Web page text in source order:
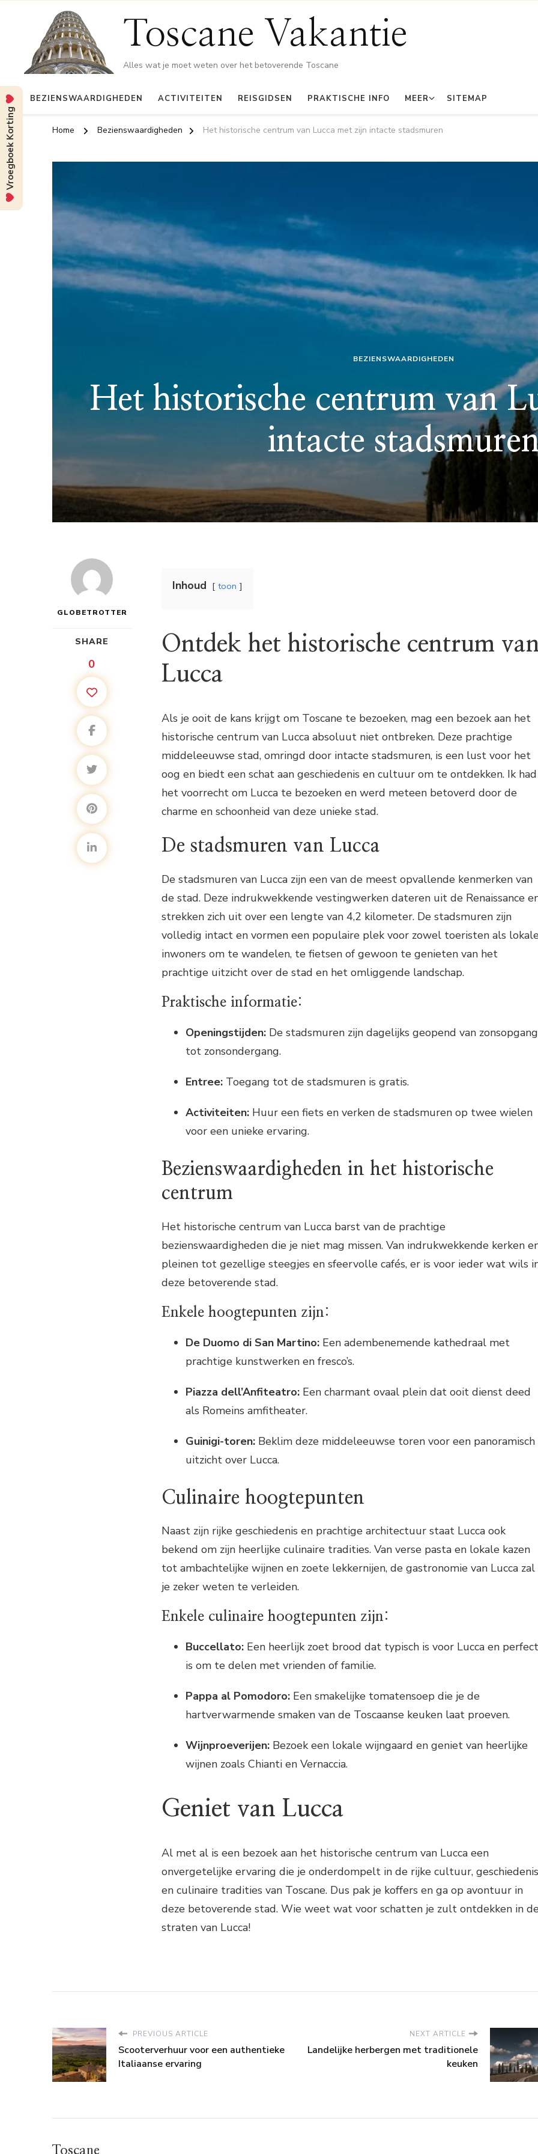
Toscane Vakantie
Alles wat je moet weten over het betoverende Toscane
BEZIENSWAARDIGHEDEN ACTIVITEITEN REISGIDSEN PRAKTISCHE INFO MEER SITEMAP
Home Bezienswaardigheden Het historische centrum van Lucca met zijn intacte stadsmuren
BEZIENSWAARDIGHEDEN
Het historische centrum van
intacte
GLOBETROTTER
SHARE
0
Inhoud toon
Ontdek het historische centrum
Lucca
Als je ooit de kans krijgt om Toscane te bezoeken, mag een bezoek aan het
historische centrum van Lucca absoluut niet ontbreken. Deze prachtige
middeleeuwse stad, omringd door intacte stadsmuren, is een lust voor het
oog en biedt een schat aan geschiedenis en cultuur om te ontdekken. Ik had
het voorrecht om Lucca te bezoeken en werd meteen betoverd door de
charme en schoonheid van deze unieke stad.
De stadsmuren van Lucca
De stadsmuren van Lucca zijn een van de meest opvallende kenmerken van
de stad. Deze indrukwekkende vestingwerken dateren uit de Renaissance
strekken zich uit over een lengte van 4,2 kilometer. De stadsmuren zijn
volledig intact en vormen een populaire plek voor zowel toeristen als
inwoners om te wandelen, te fietsen of gewoon te genieten van het
prachtige uitzicht over de stad en het omliggende landschap.
Praktische informatie:
Openingstijden: De stadsmuren zijn dagelijks geopend van zonsopgang
tot zonsondergang.
Entree: Toegang tot de stadsmuren is gratis.
Activiteiten: Huur een fiets en verken de stadsmuren op twee wielen
voor een unieke ervaring.
Bezienswaardigheden in het historische
centrum
Het historische centrum van Lucca barst van de prachtige
bezienswaardigheden die je niet mag missen. Van indrukwekkende kerken
pleinen tot gezellige steegjes en sfeervolle cafés, er is voor ieder wat wils
deze betoverende stad.
Enkele hoogtepunten zijn:
De Duomo di San Martino: Een adembenemende kathedraal met
prachtige kunstwerken en fresco’s.
Piazza dell’Anfiteatro: Een charmant ovaal plein dat ooit dienst deed
als Romeins amfitheater.
Guinigi-toren: Beklim deze middeleeuwse toren voor een panoramisch
uitzicht over Lucca.
Culinaire hoogtepunten
Naast zijn rijke geschiedenis en prachtige architectuur staat Lucca ook
bekend om zijn heerlijke culinaire tradities. Van verse pasta en lokale kazen
tot ambachtelijke wijnen en zoete lekkernijen, de gastronomie van Lucca zal
je zeker weten te verleiden.
Enkele culinaire hoogtepunten zijn:
Buccellato: Een heerlijk zoet brood dat typisch is voor Lucca en perfect
is om te delen met vrienden of familie.
Pappa al Pomodoro: Een smakelijke tomatensoep die je de
hartverwarmende smaken van de Toscaanse keuken laat proeven.
Wijnproeverijen: Bezoek een lokale wijngaard en geniet van heerlijke
wijnen zoals Chianti en Vernaccia.
Geniet van Lucca
Al met al is een bezoek aan het historische centrum van Lucca een
onvergetelijke ervaring die je onderdompelt in de rijke cultuur, geschiedenis
en culinaire tradities van Toscane. Dus pak je koffers en ga op avontuur in
deze betoverende stad. Wie weet wat voor schatten je zult ontdekken in
straten van Lucca!
PREVIOUS ARTICLE
Scooterverhuur voor een authentieke
Italiaanse ervaring
NEXT ARTICLE
Landelijke herbergen met traditionele
keuken
Toscane
Vroegboek Korting